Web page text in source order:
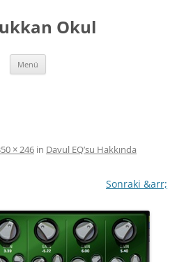
Okul
Menü
× 246 in Davul EQ’su Hakkında
Sonraki &arr;